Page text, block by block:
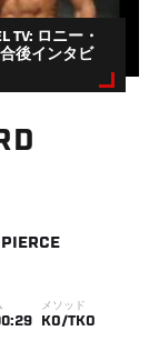
TV: ロニー・
後インタビ
PIERCE
メソッド
KO/TKO